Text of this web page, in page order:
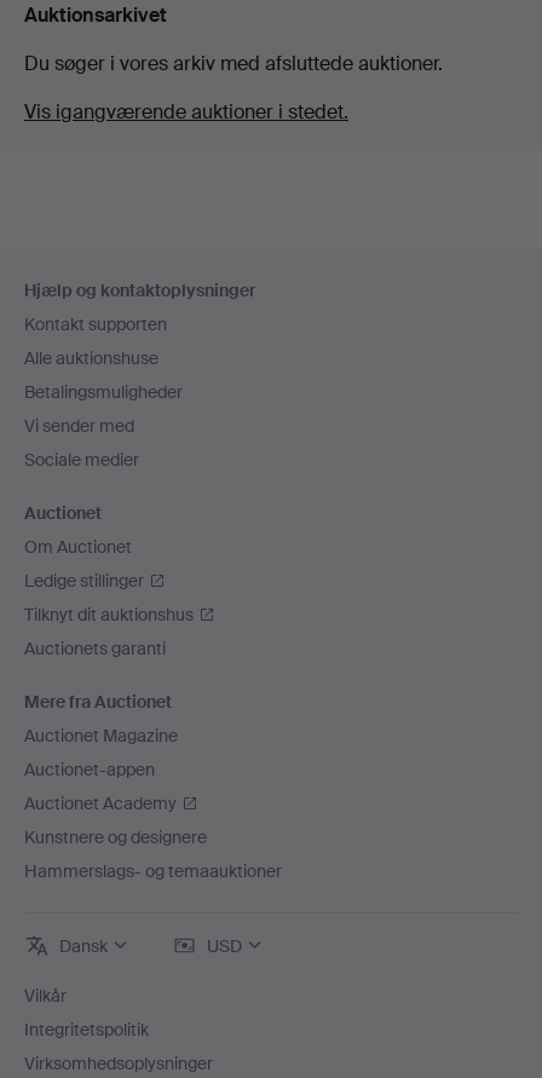
Auktionsarkivet
Du søger i vores arkiv med afsluttede auktioner.
Vis igangværende auktioner i stedet.
Hjælp og kontaktoplysninger
Kontakt supporten
Alle auktionshuse
Betalingsmuligheder
Vi sender med
Sociale medier
Auctionet
Om Auctionet
Ledige stillinger
Tilknyt dit auktionshus
Auctionets garanti
Mere fra Auctionet
Auctionet Magazine
Auctionet-appen
Auctionet Academy
Kunstnere og designere
Hammerslags- og temaauktioner
Dansk USD
Vilkår
Integritetspolitik
Virksomhedsoplysninger